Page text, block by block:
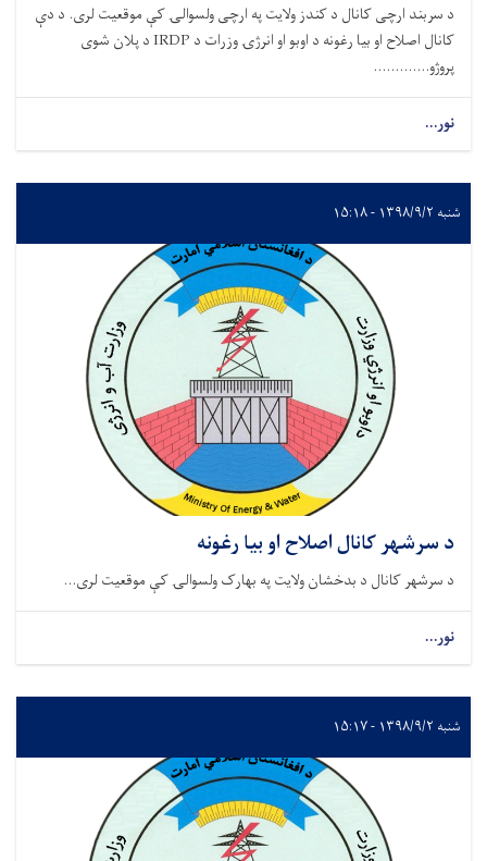
د سربند ارچی کانال د کندز ولایت په ارچی ولسوالۍ کې موقعیت لری. د دې
کانال اصلاح او بیا رغونه د اوبو او انرژۍ وزرات د IRDP د پلان شوی
پروژو.............
نور...
شنبه ۱۳۹۸/۹/۲ - ۱۵:۱۸
د سرشهر کانال اصلاح او بیا رغونه
د سرشهر کانال د بدخشان ولایت په بهارک ولسوالۍ کې موقعیت لری...
نور...
شنبه ۱۳۹۸/۹/۲ - ۱۵:۱۷